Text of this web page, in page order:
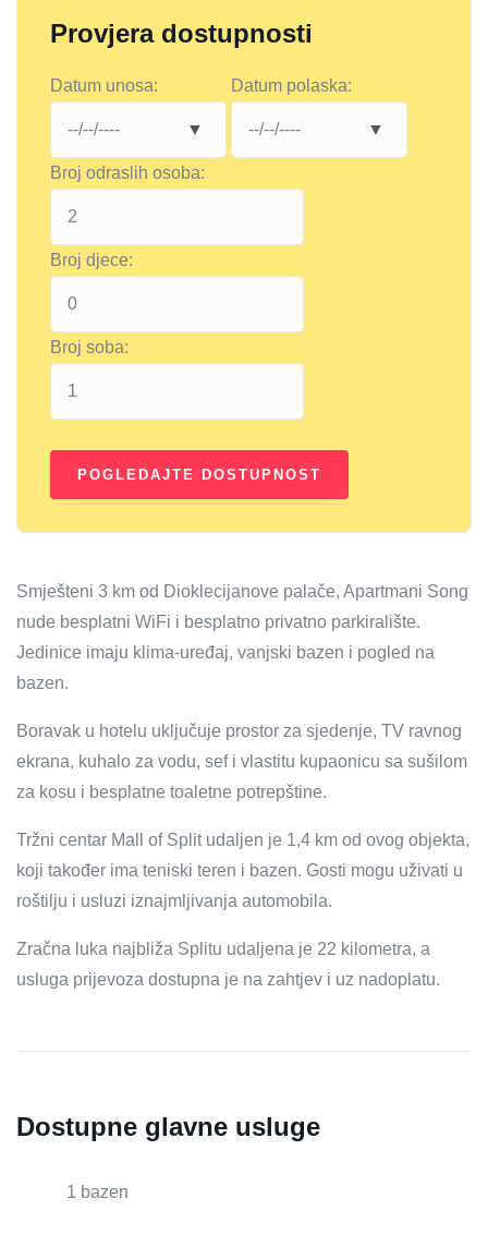
Provjera dostupnosti
Datum unosa: Datum polaska:
Broj odraslih osoba:
Broj djece:
Broj soba:
Smješteni 3 km od Dioklecijanove palače, Apartmani Song
nude besplatni WiFi i besplatno privatno parkiralište.
Jedinice imaju klima-uređaj, vanjski bazen i pogled na
bazen.
Boravak u hotelu uključuje prostor za sjedenje, TV ravnog
ekrana, kuhalo za vodu, sef i vlastitu kupaonicu sa sušilom
za kosu i besplatne toaletne potrepštine.
Tržni centar Mall of Split udaljen je 1,4 km od ovog objekta,
koji također ima teniski teren i bazen. Gosti mogu uživati ​​u
roštilju i usluzi iznajmljivanja automobila.
Zračna luka najbliža Splitu udaljena je 22 kilometra, a
usluga prijevoza dostupna je na zahtjev i uz nadoplatu.
Dostupne glavne usluge
1 bazen